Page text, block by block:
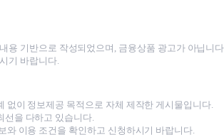
용 기반으로 작성되었으며, 금융상품 광고가 아닙니
기 바랍니다.
없이 정보제공 목적으로 자체 제작한 게시물입니다.
선을 다하고 있습니다.
와 이용 조건을 확인하고 신청하시기 바랍니다.